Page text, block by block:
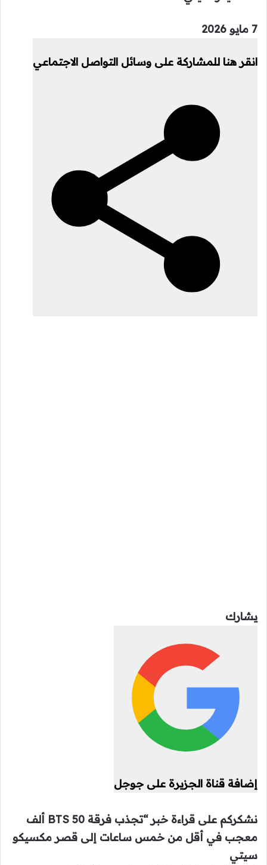
نُشرت
7
7 مايو 2026
انقر هنا للمشاركة على وسائل التواصل الاجتماعي
يشارك
إضافة قناة الجزيرة على جوجل
نشكركم على قراءة خبر “تجذب فرقة BTS 50 ألف
معجب في أقل من خمس ساعات إلى قصر مكسيكو
سيتي